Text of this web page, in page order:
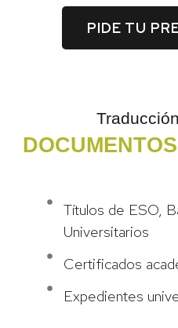
PIDE TU
Títulos de ESO,
Universitarios
Certificados
Expedientes